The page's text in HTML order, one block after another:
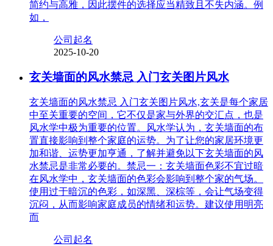
简约与高雅，因此摆件的选择应当精致且不失内涵。例
如，
公司起名
2025-10-20
玄关墙面的风水禁忌 入门玄关图片风水
玄关墙面的风水禁忌 入门玄关图片风水,玄关是每个家居
中至关重要的空间，它不仅是家与外界的交汇点，也是
风水学中极为重要的位置。风水学认为，玄关墙面的布
置直接影响到整个家庭的运势。为了让您的家居环境更
加和谐、运势更加亨通，了解并避免以下玄关墙面的风
水禁忌是非常必要的。禁忌一：玄关墙面色彩不宜过暗
在风水学中，玄关墙面的色彩会影响到整个家的气场。
使用过于暗沉的色彩，如深黑、深棕等，会让气场变得
沉闷，从而影响家庭成员的情绪和运势。建议使用明亮
而
公司起名